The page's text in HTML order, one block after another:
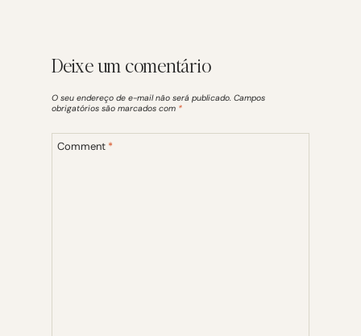
Deixe um comentário
O seu endereço de e-mail não será publicado. Campos
obrigatórios são marcados com *
Comment *